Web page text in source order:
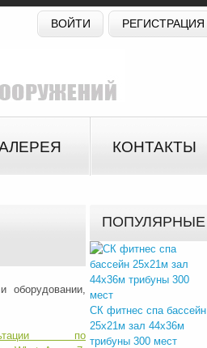
ВОЙТИ РЕГИСТРАЦИЯ
КОНТАКТЫ
оборудовании,
ПОПУЛЯРНЫЕ
СК фитнес спа бассейн
25х21м зал 44х36м
трибуны 300 мест